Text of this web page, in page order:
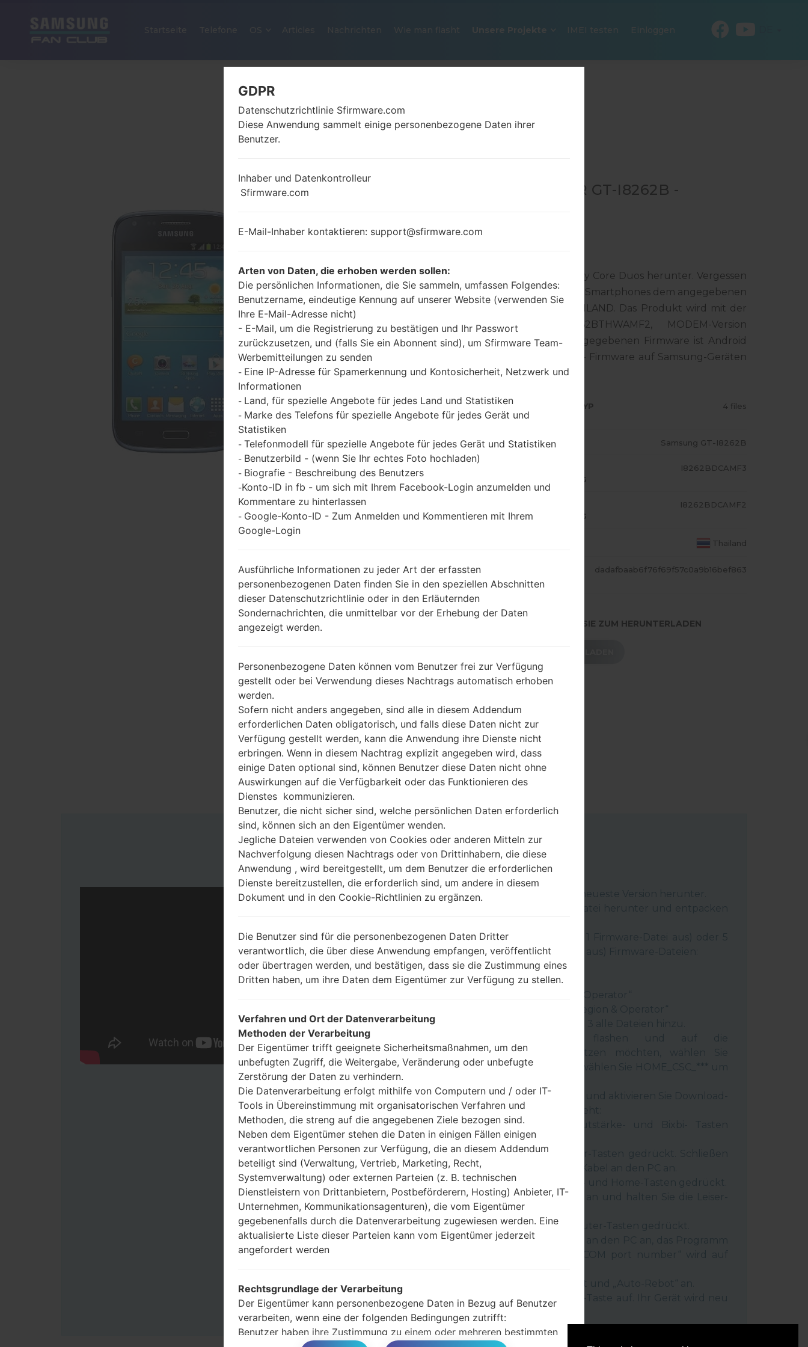
Nachrichten Wie man flasht Unsere Projekte IMEI testen Einloggen
OFFIZIELLER FIRMWARE #135620 FÜR GT-I8262B -
Startseite → Galaxy Core Duos SamsungGT-I8262B
Laden Sie das neueste Firmware-Update für Samsung Galaxy Core Duos herunter. Vergessen
Sie jedoch nicht zu überprüfen, ob die Modellnummer Ihres Smartphones dem angegebenen
GT-I8262B entspricht. Der Firmware-Code THW ist für THAILAND. Das Produkt wird mit der
PDA-Version I8262BDCAMF3 und CSC-Version I8262BTHWAMF2, MODEM-Version
I8262BDCAMF2 geliefert. Die Betriebssystemversion der angegebenen Firmware ist Android
Jelly Bean 4.1.2. Detalierte Anleitung, wie man die Standart - Firmware auf Samsung-Geräten
geflascht wird,gibt es hier
DATEINAME
GT-I8262B_THW_1_2013062115
3750_lgmpi7s6un
FIRMWARE TYP 4 files
DATEIGRÖSSE 663.45 MiB MODELL Samsung GT-I8262B
OS
AUSFÜHRUNG
I8262BDCAMF3
CSC AUSFÜHRUNG
AUSFÜHRUNG
I8262BDCAMF2
Thailand
BESCHREIBUNG
AIS, DTAC, True Move, Real Fu
ture, CAT
dadafbaab6f76f69f57c0a9b16bef863
1.ÜBERPRÜFEN SIE AUF RECAPTCHA 2.DRÜCKEN SIE ZUM HERUNTERLADEN
Anleitung
Laden Sie auf Ihren PC:
Sie brauchen 1(wählen Sie hier 1 Firmware-Datei aus) oder 5
(wählen Sie 5 Firmware-Dateien aus) Firmware-Dateien:
AP: „System & Recovery“
CP: „Modem & Radio“
Fügen Sie dem Programm Odin 3 alle Dateien hinzu.
Werkseinstellungen zurücksetzen möchten, wählen Sie
CSC_***, in einem anderen Fall wählen Sie HOME_CSC_*** um
Jetzt schalten Sie das Gerät aus und aktivieren Sie Download-
Modus. Alle Methoden, wie es geht:
Halten Sie die Power-, Lautstärke- und Bixbi- Tasten
gedrückt.
Halten Sie Lauter- und Leiser-Tasten gedrückt. Schließen
Sie das Telefon mit einem USB-Kabel an den PC an.
Halten Sie die Power-, Lauter- und Home-Tasten gedrückt.
Schließen Sie das USB-Kabel an und halten Sie die Leiser-
und Bixbi-Tasten gedrückt.
Halten Sie die Power- und Lauter-Tasten gedrückt.
Dann schließen Sie das Telefon an den PC an, das Programm
Zum Schluss klicken Sie „Start“-Taste auf. Ihr Gerät wird neu
gestartet und von PC getrennt.
GDPR
Datenschutzrichtlinie Sfirmware.com
Diese Anwendung sammelt einige personenbezogene Daten ihrer
Benutzer.
Inhaber und Datenkontrolleur
Sfirmware.com
E-Mail-Inhaber kontaktieren: support@sfirmware.com
Arten von Daten, die erhoben werden sollen:
Die persönlichen Informationen, die Sie sammeln, umfassen Folgendes:
Benutzername, eindeutige Kennung auf unserer Website (verwenden Sie
Ihre E-Mail-Adresse nicht)
- E-Mail, um die Registrierung zu bestätigen und Ihr Passwort
zurückzusetzen, und (falls Sie ein Abonnent sind), um Sfirmware Team-
Werbemitteilungen zu senden
- Eine IP-Adresse für Spamerkennung und Kontosicherheit, Netzwerk und
Informationen
- Land, für spezielle Angebote für jedes Land und Statistiken
- Marke des Telefons für spezielle Angebote für jedes Gerät und
Statistiken
- Telefonmodell für spezielle Angebote für jedes Gerät und Statistiken
- Benutzerbild - (wenn Sie Ihr echtes Foto hochladen)
- Biografie - Beschreibung des Benutzers
-Konto-ID in fb - um sich mit Ihrem Facebook-Login anzumelden und
Kommentare zu hinterlassen
- Google-Konto-ID - Zum Anmelden und Kommentieren mit Ihrem
Google-Login
Ausführliche Informationen zu jeder Art der erfassten
personenbezogenen Daten finden Sie in den speziellen Abschnitten
dieser Datenschutzrichtlinie oder in den Erläuternden
Sondernachrichten, die unmittelbar vor der Erhebung der Daten
angezeigt werden.
Personenbezogene Daten können vom Benutzer frei zur Verfügung
gestellt oder bei Verwendung dieses Nachtrags automatisch erhoben
werden.
Sofern nicht anders angegeben, sind alle in diesem Addendum
erforderlichen Daten obligatorisch, und falls diese Daten nicht zur
Verfügung gestellt werden, kann die Anwendung ihre Dienste nicht
erbringen. Wenn in diesem Nachtrag explizit angegeben wird, dass
einige Daten optional sind, können Benutzer diese Daten nicht ohne
Auswirkungen auf die Verfügbarkeit oder das Funktionieren des
Dienstes kommunizieren.
Benutzer, die nicht sicher sind, welche persönlichen Daten erforderlich
sind, können sich an den Eigentümer wenden.
Jegliche Dateien verwenden von Cookies oder anderen Mitteln zur
Nachverfolgung diesen Nachtrags oder von Drittinhabern, die diese
Anwendung , wird bereitgestellt, um dem Benutzer die erforderlichen
Dienste bereitzustellen, die erforderlich sind, um andere in diesem
Dokument und in den Cookie-Richtlinien zu ergänzen.
Die Benutzer sind für die personenbezogenen Daten Dritter
verantwortlich, die über diese Anwendung empfangen, veröffentlicht
oder übertragen werden, und bestätigen, dass sie die Zustimmung eines
Dritten haben, um ihre Daten dem Eigentümer zur Verfügung zu stellen.
Verfahren und Ort der Datenverarbeitung
Methoden der Verarbeitung
Der Eigentümer trifft geeignete Sicherheitsmaßnahmen, um den
unbefugten Zugriff, die Weitergabe, Veränderung oder unbefugte
Zerstörung der Daten zu verhindern.
Die Datenverarbeitung erfolgt mithilfe von Computern und / oder IT-
Tools in Übereinstimmung mit organisatorischen Verfahren und
Methoden, die streng auf die angegebenen Ziele bezogen sind.
Neben dem Eigentümer stehen die Daten in einigen Fällen einigen
verantwortlichen Personen zur Verfügung, die an diesem Addendum
beteiligt sind (Verwaltung, Vertrieb, Marketing, Recht,
Systemverwaltung) oder externen Parteien (z. B. technischen
Dienstleistern von Drittanbietern, Postbeförderern, Hosting) Anbieter, IT-
Unternehmen, Kommunikationsagenturen), die vom Eigentümer
gegebenenfalls durch die Datenverarbeitung zugewiesen werden. Eine
aktualisierte Liste dieser Parteien kann vom Eigentümer jederzeit
angefordert werden
Rechtsgrundlage der Verarbeitung
Der Eigentümer kann personenbezogene Daten in Bezug auf Benutzer
verarbeiten, wenn eine der folgenden Bedingungen zutrifft:
Benutzer haben ihre Zustimmung zu einem oder mehreren bestimmten